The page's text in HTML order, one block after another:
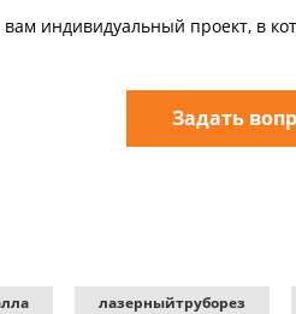
индивидуальный проект, в
Задать
лазерныйтруборез